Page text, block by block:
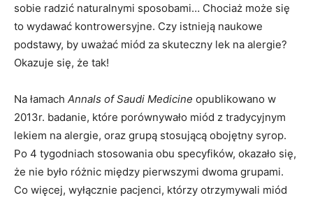
sobie radzić naturalnymi sposobami… Chociaż może się
to wydawać kontrowersyjne. Czy istnieją naukowe
podstawy, by uważać miód za skuteczny lek na alergie?
Okazuje się, że tak!
Na łamach Annals of Saudi Medicine opublikowano w
2013r. badanie, które porównywało miód z tradycyjnym
lekiem na alergie, oraz grupą stosującą obojętny syrop.
Po 4 tygodniach stosowania obu specyfików, okazało się,
że nie było różnic między pierwszymi dwoma grupami.
Co więcej, wyłącznie pacjenci, którzy otrzymywali miód